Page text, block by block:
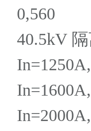
0,560
40.5kV